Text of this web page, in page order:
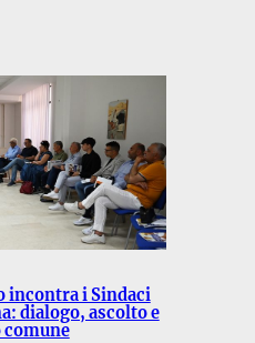
incontra i Sindaci
dialogo, ascolto e